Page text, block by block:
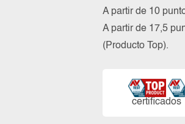
A partir de 10
A partir de 17,5
(Producto Top).
certi­ficados